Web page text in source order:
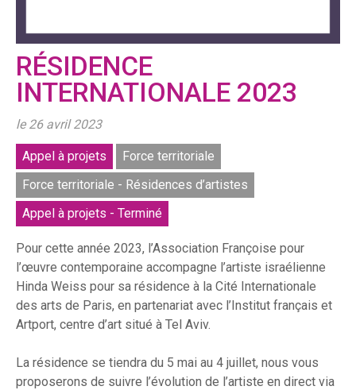
RÉSIDENCE
INTERNATIONALE 2023
le 26 avril 2023
Appel à projets
Force territoriale
Force territoriale - Résidences d’artistes
Appel à projets - Terminé
Pour cette année 2023, l’Association Françoise pour
l’œuvre contemporaine accompagne l’artiste israélienne
Hinda Weiss pour sa résidence à la Cité Internationale
des arts de Paris, en partenariat avec l’Institut français et
Artport, centre d’art situé à Tel Aviv.
La résidence se tiendra du 5 mai au 4 juillet, nous vous
proposerons de suivre l’évolution de l’artiste en direct via